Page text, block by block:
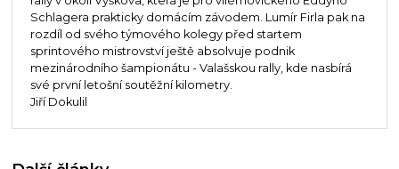
Schlagera prakticky domácím závodem. Lumír Firla pak na
rozdíl od svého týmového kolegy před startem
sprintového mistrovství ještě absolvuje podnik
mezinárodního šampionátu - Valašskou rally, kde nasbírá
své první letošní soutěžní kilometry.
Jiří Dokulil